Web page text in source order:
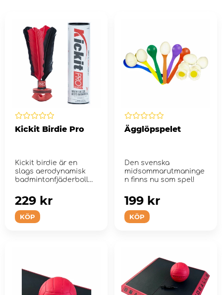
Kickit Birdie Pro
Kickit birdie är en
slags aerodynamisk
badmintonfjäderboll
KÖP
229 kr
Ägglöpspelet
Den svenska
midsommarutmaninge
n finns nu som spel!
KÖP
199 kr